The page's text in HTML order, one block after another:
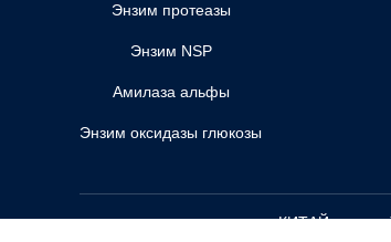
Энзим протеазы
Энзим NSP
Амилаза альфы
Энзим оксидазы глюкозы
КИТАЙ